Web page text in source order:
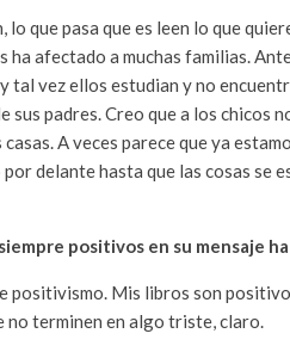
lo que pasa que es leen lo que
ha afectado a muchas familias.
tal vez ellos estudian y no
sus padres. Creo que a los chicos
A veces parece que ya
delante hasta que las cosas se
positivos en su mensaje
positivismo. Mis libros son
terminen en algo triste, claro.